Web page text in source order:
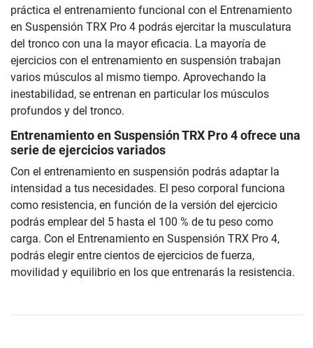
práctica el entrenamiento funcional con el Entrenamiento
en Suspensión TRX Pro 4 podrás ejercitar la musculatura
del tronco con una la mayor eficacia. La mayoría de
ejercicios con el entrenamiento en suspensión trabajan
varios músculos al mismo tiempo. Aprovechando la
inestabilidad, se entrenan en particular los músculos
profundos y del tronco.
Entrenamiento en Suspensión TRX Pro 4 ofrece una
serie de ejercicios variados
Con el entrenamiento en suspensión podrás adaptar la
intensidad a tus necesidades. El peso corporal funciona
como resistencia, en función de la versión del ejercicio
podrás emplear del 5 hasta el 100 % de tu peso como
carga. Con el Entrenamiento en Suspensión TRX Pro 4,
podrás elegir entre cientos de ejercicios de fuerza,
movilidad y equilibrio en los que entrenarás la resistencia.